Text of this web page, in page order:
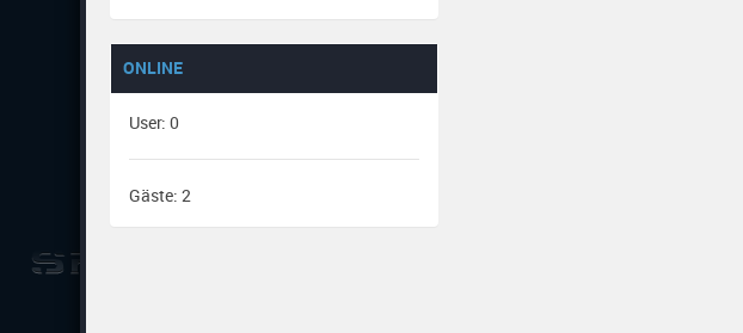
ONLINE
User: 0
Gäste: 2